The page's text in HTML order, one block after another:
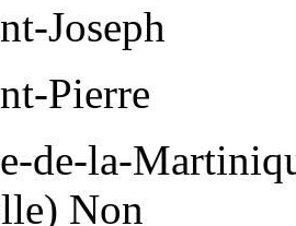
Joseph
Pierre
de-la-
Non